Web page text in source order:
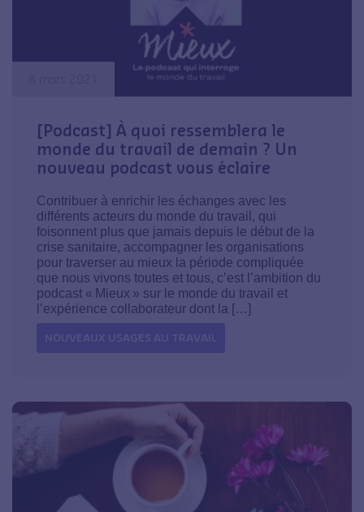
[Podcast] À quoi ressemblera le
monde du travail de demain ? Un
nouveau podcast vous éclaire
Contribuer à enrichir les échanges avec les
différents acteurs du monde du travail, qui
foisonnent plus que jamais depuis le début de la
crise sanitaire, accompagner les organisations
pour traverser au mieux la période compliquée
que nous vivons toutes et tous, c’est l’ambition du
podcast « Mieux » sur le monde du travail et
l’expérience collaborateur dont la […]
NOUVEAUX USAGES AU TRAVAIL